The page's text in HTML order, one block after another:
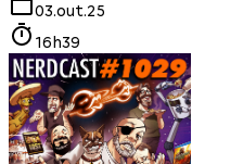
03.out.25
16h39